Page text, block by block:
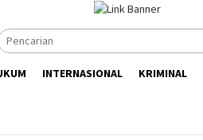
INTERNASIONAL KRIMINAL